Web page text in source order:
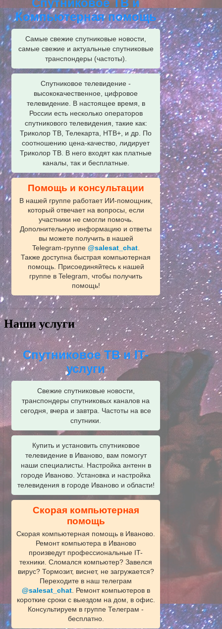
Компьютерная помощь
Самые свежие спутниковые новости,
самые свежие и актуальные спутниковые
транспондеры (частоты).
Спутниковое телевидение -
высококачественное, цифровое
телевидение. В настоящее время, в
России есть несколько операторов
спутникового телевидения, такие как:
Триколор ТВ, Телекарта, НТВ+, и др. По
соотношению цена-качество, лидирует
Триколор ТВ. В него входят как платные
каналы, так и бесплатные.
Помощь и консультации
В нашей группе работает ИИ‑помощник,
который отвечает на вопросы, если
участники не смогли помочь.
Дополнительную информацию и ответы
вы можете получить в нашей
Telegram‑группе @salesat_chat.
Также доступна быстрая компьютерная
помощь. Присоединяйтесь к нашей
группе в Telegram, чтобы получить
помощь!
Наши услуги
Спутниковое ТВ и IT-
услуги
Свежие спутниковые новости,
транспондеры спутниковых каналов на
сегодня, вчера и завтра. Частоты на все
спутники.
Купить и установить спутниковое
телевидение в Иваново, вам помогут
наши специалисты. Настройка антенн в
городе Иваново. Установка и настройка
телевидения в городе Иваново и области!
Скорая компьютерная
помощь
Скорая компьютерная помощь в Иваново.
Ремонт компьютера в Иваново
произведут профессиональные IT-
техники. Сломался компьютер? Завелся
вирус? Тормозит, виснет, не загружается?
Переходите в наш телеграм
@salesat_chat. Ремонт компьютеров в
короткие сроки с выездом на дом, в офис.
Консультируем в группе Телеграм -
бесплатно.